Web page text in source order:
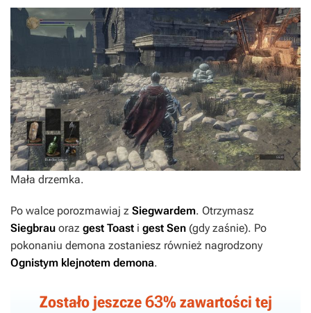
Mała drzemka.
Po walce porozmawiaj z Siegwardem. Otrzymasz
Siegbrau oraz gest Toast i gest Sen (gdy zaśnie). Po
pokonaniu demona zostaniesz również nagrodzony
Ognistym klejnotem demona.
Zostało jeszcze63% zawartości tej